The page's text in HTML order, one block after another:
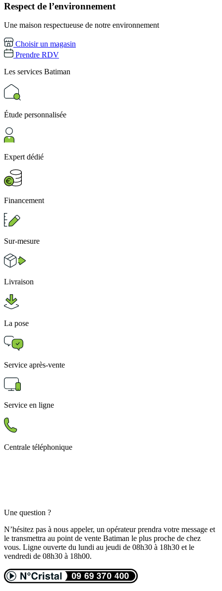
Respect de l’environnement
Une maison respectueuse de notre environnement
Choisir un magasin
Prendre RDV
Les services Batiman
Étude personnalisée
Expert dédié
Financement
Sur-mesure
Livraison
La pose
Service après-vente
Service en ligne
Centrale téléphonique
Une question ?
N’hésitez pas à nous appeler, un opérateur prendra votre message et
le transmettra au point de vente Batiman le plus proche de chez
vous. Ligne ouverte du lundi au jeudi de 08h30 à 18h30 et le
vendredi de 08h30 à 18h00.